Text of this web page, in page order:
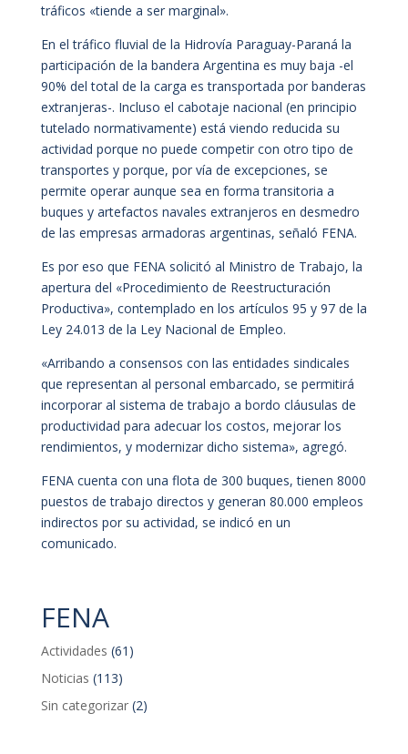
tráficos «tiende a ser marginal».
En el tráfico fluvial de la Hidrovía Paraguay-Paraná la
participación de la bandera Argentina es muy baja -el
90% del total de la carga es transportada por banderas
extranjeras-. Incluso el cabotaje nacional (en principio
tutelado normativamente) está viendo reducida su
actividad porque no puede competir con otro tipo de
transportes y porque, por vía de excepciones, se
permite operar aunque sea en forma transitoria a
buques y artefactos navales extranjeros en desmedro
de las empresas armadoras argentinas, señaló FENA.
Es por eso que FENA solicitó al Ministro de Trabajo, la
apertura del «Procedimiento de Reestructuración
Productiva», contemplado en los artículos 95 y 97 de la
Ley 24.013 de la Ley Nacional de Empleo.
«Arribando a consensos con las entidades sindicales
que representan al personal embarcado, se permitirá
incorporar al sistema de trabajo a bordo cláusulas de
productividad para adecuar los costos, mejorar los
rendimientos, y modernizar dicho sistema», agregó.
FENA cuenta con una flota de 300 buques, tienen 8000
puestos de trabajo directos y generan 80.000 empleos
indirectos por su actividad, se indicó en un
comunicado.
FENA
Actividades (61)
Noticias (113)
Sin categorizar(2)